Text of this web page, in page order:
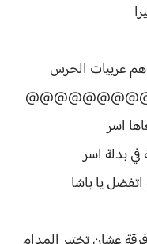
عربيات الحرس
اسر
بدلة اسر
اتفضل يا باشا